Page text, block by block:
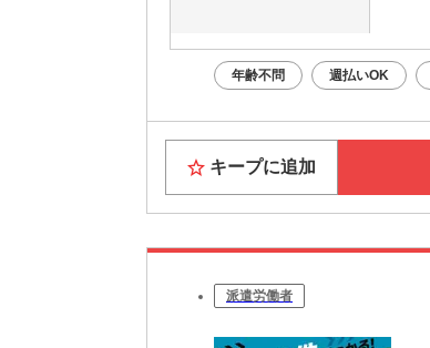
年齢不問 週払いOK
キープに追加
派遣労働者